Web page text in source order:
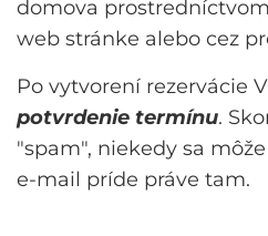
domova
web stránke alebo cez
Po vytvorení rezervácie
potvrdenie termínu.
"spam", niekedy sa
e-mail príde práve tam.